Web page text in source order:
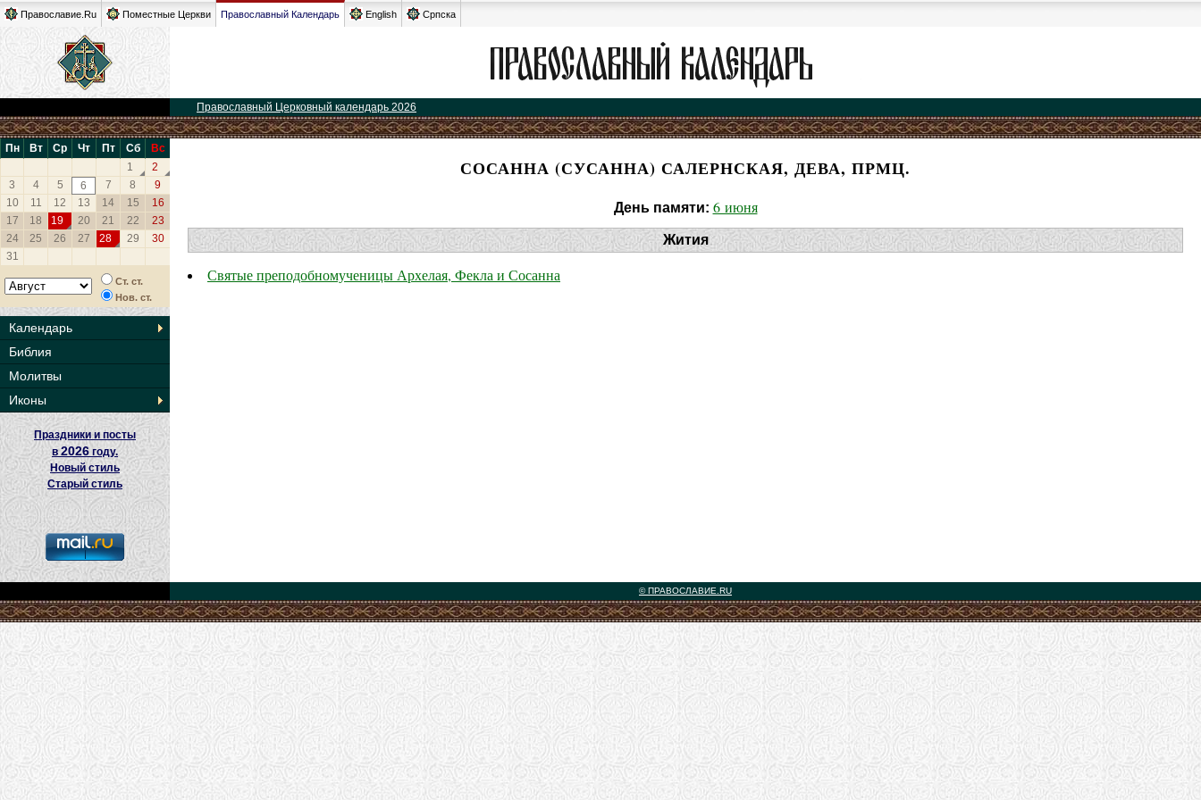
Православие.Ru Поместные Церкви Православный Календарь English Српска
Православный Церковный календарь 2026
Пн Вт Ср Чт Пт Сб
Вс
1
2
3
4 5 6 7 8
9
10
11 12 13 14 15
16
17
18 19 20 21 22
23
24
25 26 27 28 29
30
31
Ст. ст.
Нов. ст.
Календарь
Библия
Молитвы
Иконы
Праздники и посты
в2026 году.
Новый стиль
Старый стиль
СОСАННА (СУСАННА) САЛЕРНСКАЯ, ДЕВА, ПРМЦ.
День памяти: 6 июня
Жития
Святые преподобномученицы Архелая, Фекла и Сосанна
© ПРАВОСЛАВИЕ.RU